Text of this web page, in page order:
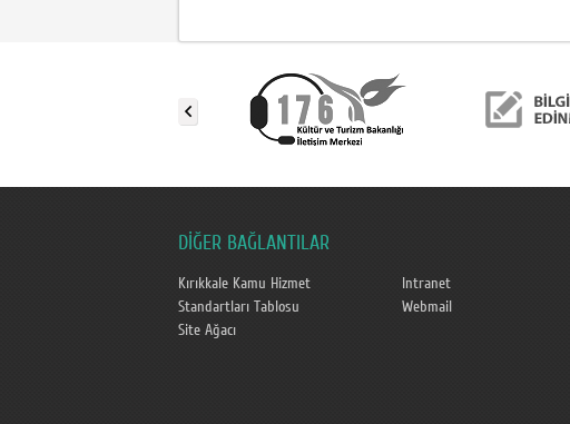
DİĞER BAĞLANTILAR
Kırıkkale Kamu Hizmet
Standartları Tablosu
Intranet
Webmail
Site Ağacı